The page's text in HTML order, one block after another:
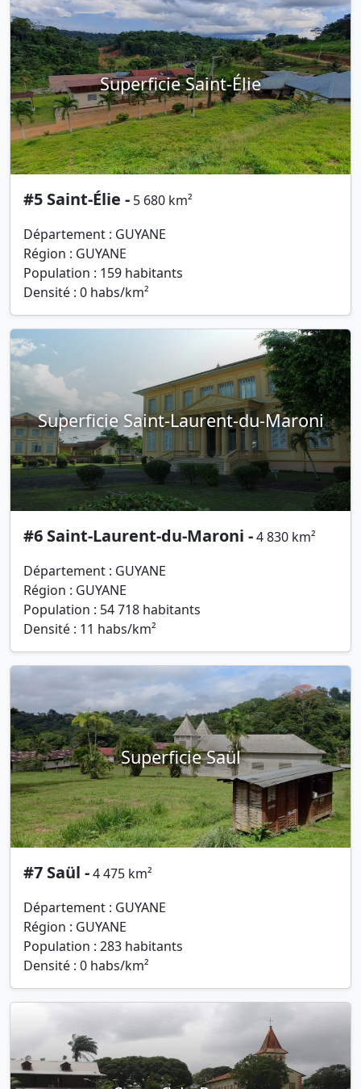
Superficie Saint-Élie
#5 Saint-Élie - 5 680 km²
Département : GUYANE
Région : GUYANE
Population : 159 habitants
Densité : 0 habs/km²
Superficie Saint-Laurent-du-Maroni
#6 Saint-Laurent-du-Maroni -4 830 km²
Département : GUYANE
Région : GUYANE
Population : 54 718 habitants
Densité : 11 habs/km²
Superficie Saül
#7 Saül -4 475 km²
Département : GUYANE
Région : GUYANE
Population : 283 habitants
Densité : 0 habs/km²